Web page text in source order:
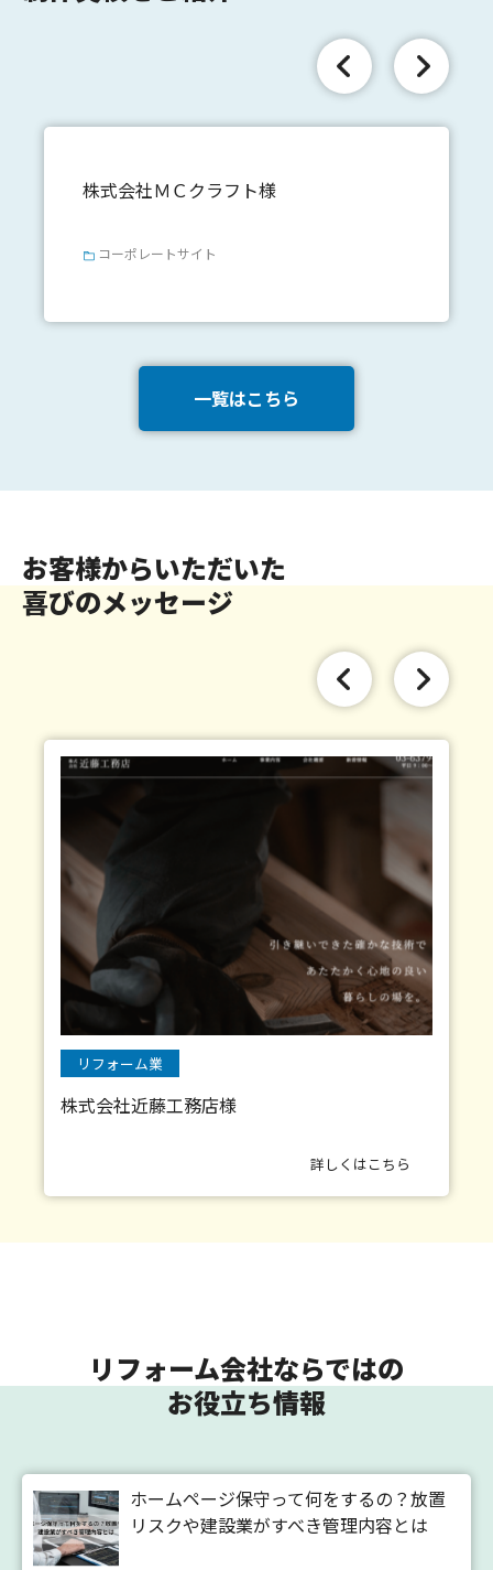
株式会社ＭＣクラフト様
コーポレートサイト
一覧はこちら
お客様からいただいた
喜びのメッセージ
リフォーム業
株式会社近藤工務店様
詳しくはこちら
リフォーム会社ならではの
お役立ち情報
ホームページ保守って何をするの？放置
リスクや建設業がすべき管理内容とは